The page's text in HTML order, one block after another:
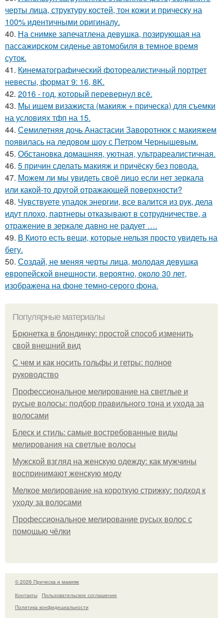
черты лица, структуру костей, тон кожи и прическу на
100% идентичными оригиналу.
40. На снимке запечатлена девушка, позирующая на
пассажирском сиденье автомобиля в темное время
суток.
41. Кинематографический фотореалистичный портрет
невесты, формат 9: 16, 8K.
42. 2016 - год, который перевернул всё.
43. Мы ищем визажиста (макияж + прическа) для съемки
на условиях тфп на 15.
44. Семилетняя дочь Анастасии Заворотнюк с макияжем
появилась на ледовом шоу с Петром Чернышевым.
45. Обстановка домашняя, уютная, ультрареалистичная.
46. 5 причин сделать макияж и причёску без повода.
47. Можем ли мы увидеть своё лицо если нет зеркала
или какой-то другой отражающей поверхности?
48. Чувствуете упадок энергии, все валится из рук, дела
идут плохо, партнеры отказывают в сотрудничестве, а
отражение в зеркале давно не радует ….
49. В Киото есть вещи, которые нельзя просто увидеть на
бегу.
50. Создай, не меняя черты лица, молодая девушка
европейской внешности, вероятно, около 30 лет,
изображена на фоне темно-серого фона.
Популярные материалы
Брюнетка в блондинку: простой способ изменить
свой внешний вид
С чем и как носить гольфы и гетры: полное
руководство
Профессиональное мелирование на светлые и
русые волосы: подбор правильного тона и ухода за
волосами
Блеск и стиль: самые востребованные виды
мелирования на светлые волосы
Мужской взгляд на женскую одежду: как мужчины
воспринимают женскую моду
Мелкое мелирование на короткую стрижку: подход к
уходу за волосами
Профессиональное мелирование русых волос с
помощью чёлки
© 2026 Прическа и макияж
Контакты
Пользовательское соглашение
Политика конфидециальности